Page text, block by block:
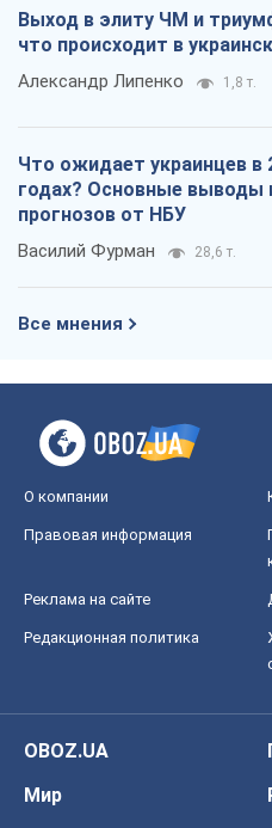
Выход в элиту ЧМ и
что происходит в
Александр Липенко 1,8 т.
Что ожидает украинцев в
годах? Основные выводы
прогнозов от НБУ
Василий Фурман 28,6 т.
Все мнения
О компании
Правовая информация
Реклама на сайте
Редакционная политика
OBOZ.UA
Мир